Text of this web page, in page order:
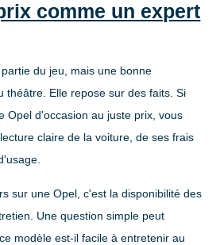
comme un expert
du jeu, mais une bonne
théâtre. Elle repose sur des faits. Si
Opel d'occasion au juste prix, vous
claire de la voiture, de ses frais
sur une Opel, c'est ladisponibilité des
. Une question simple peut
modèle est-il facile à entretenir au